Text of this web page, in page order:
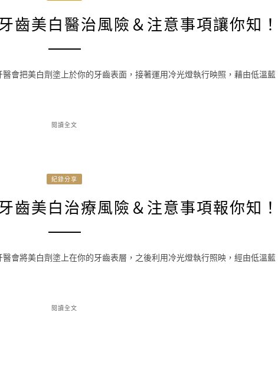
齒美白醫治風險＆注意事項讓你知！
會把美白劑塗上於你的牙齒表面，接著運用冷光燈執行映照，藉由低溫藍
閱讀全文
紀錄分享
齒美白治療風險＆注意事項報你知！
會將美白劑塗上在你的牙齒表層，之後利用冷光燈執行照映，經由低溫藍
閱讀全文